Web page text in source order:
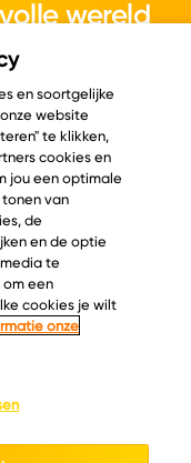
wereld
Informatie
Over ons
Ontdek
Keurmerken
en soortgelijke
website
te klikken,
cookies en
jou een optimale
van
de
en de optie
te
om een
cookies je wilt
onze